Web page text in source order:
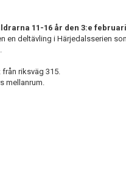
11-16 år den 3:e februari
en deltävling i Härjedalsserien
riksväg 315.
mellanrum.